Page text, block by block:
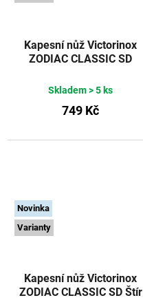
Kapesní nůž Victorinox
ZODIAC CLASSIC SD
Skladem> 5 ks
749 Kč
Novinka
Varianty
Kapesní nůž Victorinox
ZODIAC CLASSIC SD Štír